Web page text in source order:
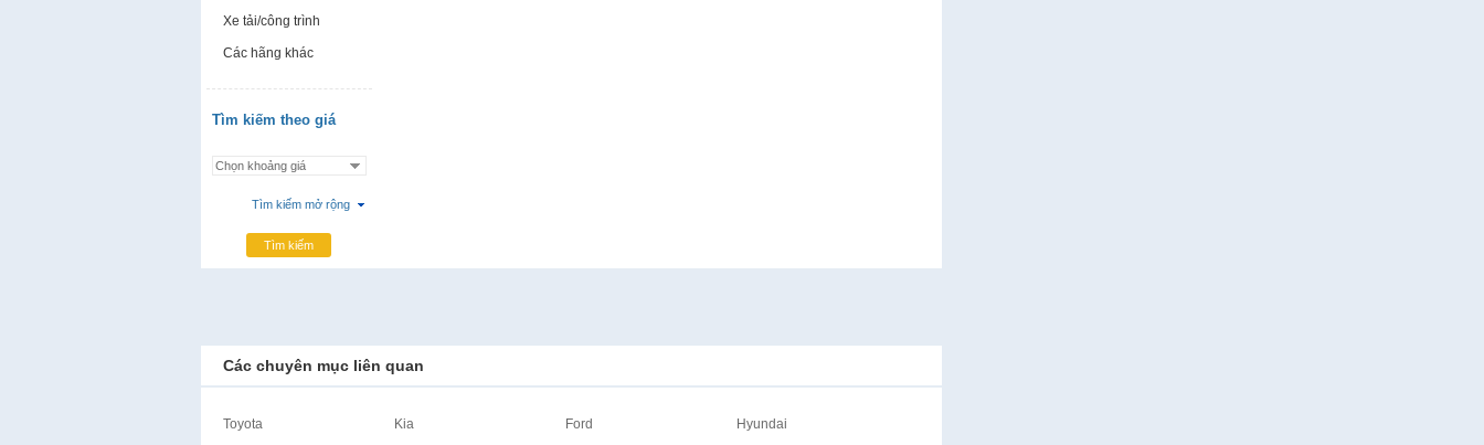
Xe tải/công trình
Các hãng khác
Tìm kiếm theo giá
Tìm kiếm mở rộng
Tìm kiếm
Các chuyên mục liên quan
Toyota Kia Ford
Hyundai